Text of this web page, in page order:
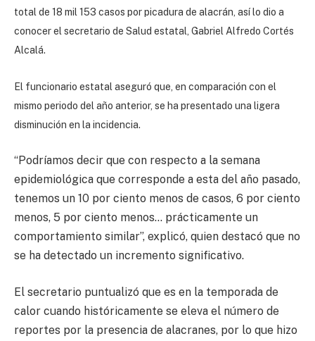
total de 18 mil 153 casos por picadura de alacrán, así lo dio a
conocer el secretario de Salud estatal, Gabriel Alfredo Cortés
Alcalá.
El funcionario estatal aseguró que, en comparación con el
mismo periodo del año anterior, se ha presentado una ligera
disminución en la incidencia.
“Podríamos decir que con respecto a la semana
epidemiológica que corresponde a esta del año pasado,
tenemos un 10 por ciento menos de casos, 6 por ciento
menos, 5 por ciento menos… prácticamente un
comportamiento similar”, explicó, quien destacó que no
se ha detectado un incremento significativo.
El secretario puntualizó que es en la temporada de
calor cuando históricamente se eleva el número de
reportes por la presencia de alacranes, por lo que hizo